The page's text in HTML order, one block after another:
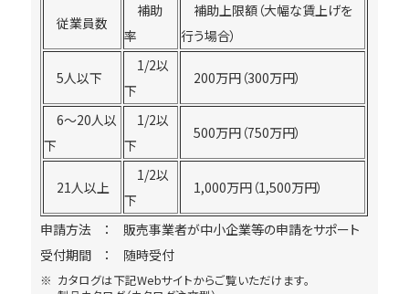
従業員数
補助
率
補助上限額（大幅な賃上げを
行う場合）
5人以下
1/2以
下
200万円（300万円）
6～20人以
下
1/2以
下
500万円（750万円）
21人以上
1/2以
下
1,000万円（1,500万円）
申請方法 ： 販売事業者が中小企業等の申請をサポート
受付期間 ： 随時受付
カタログは下記Webサイトからご覧いただけます。